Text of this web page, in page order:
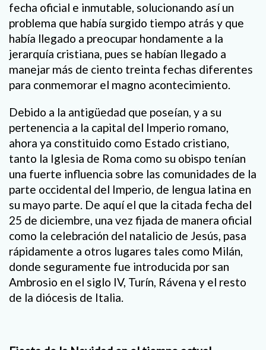
fecha oficial e inmutable, solucionando así un
problema que había surgido tiempo atrás y que
había llegado a preocupar hondamente a la
jerarquía cristiana, pues se habían llegado a
manejar más de ciento treinta fechas diferentes
para conmemorar el magno acontecimiento.
Debido a la antigüedad que poseían, y a su
pertenencia a la capital del Imperio romano,
ahora ya constituido como Estado cristiano,
tanto la Iglesia de Roma como su obispo tenían
una fuerte influencia sobre las comunidades de la
parte occidental del Imperio, de lengua latina en
su mayo parte. De aquí el que la citada fecha del
25 de diciembre, una vez fijada de manera oficial
como la celebración del natalicio de Jesús, pasa
rápidamente a otros lugares tales como Milán,
donde seguramente fue introducida por san
Ambrosio en el siglo IV, Turín, Rávena y el resto
de la diócesis de Italia.